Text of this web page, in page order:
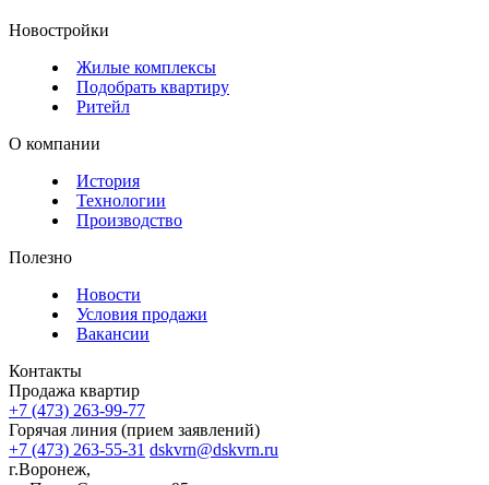
Новостройки
Жилые комплексы
Подобрать квартиру
Ритейл
О компании
История
Технологии
Производство
Полезно
Новости
Условия продажи
Вакансии
Контакты
Продажа квартир
+7 (473) 263-99-77
Горячая линия (прием заявлений)
+7 (473) 263-55-31 dskvrn@dskvrn.ru
г.Воронеж,